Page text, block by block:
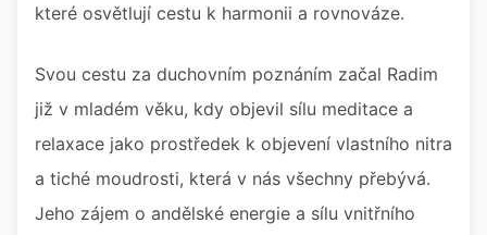
které osvětlují cestu k harmonii a rovnováze.
Svou cestu za duchovním poznáním začal Radim
již v mladém věku, kdy objevil sílu meditace a
relaxace jako prostředek k objevení vlastního nitra
a tiché moudrosti, která v nás všechny přebývá.
Jeho zájem o andělské energie a sílu vnitřního